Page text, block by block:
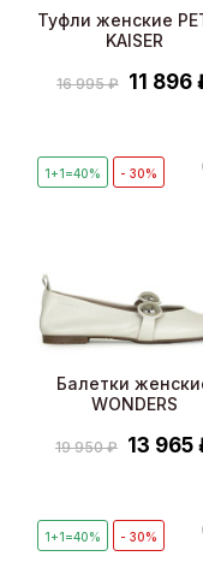
Туфли женские
KAISER
16 995 ₽ 11 896
1+1=40% - 30%
Балетки
WONDERS
19 950 ₽ 13 965
1+1=40% - 30%